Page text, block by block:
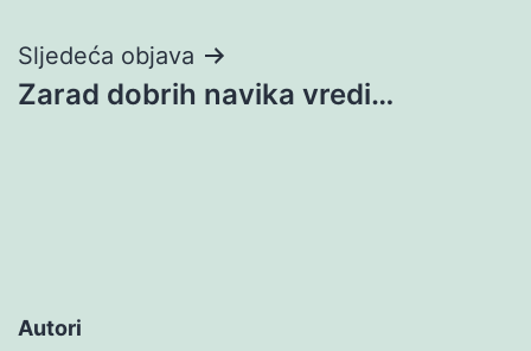
Sljedeća objava
Zarad dobrih navika vredi…
Autori